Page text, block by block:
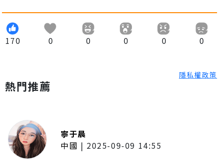
170 0 0 0 0 0
隱私權政策
熱門推薦
寧于晨
中國 | 2025-09-09 14:55